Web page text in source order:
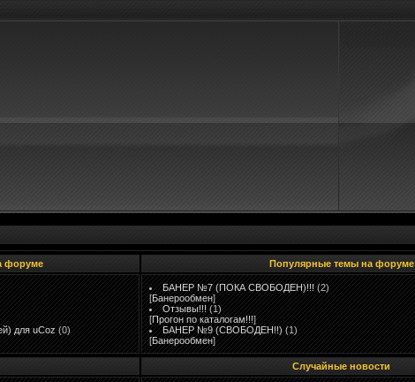
форуме Популярные темы на форуме
для uCoz (0)
БАНЕР №7 (ПОКА СВОБОДЕН)!!! (2)
[Банерообмен]
Отзывы!!! (1)
[Прогон по каталогам!!!]
БАНЕР №9 (СВОБОДЕН!!) (1)
[Банерообмен]
Случайные новости